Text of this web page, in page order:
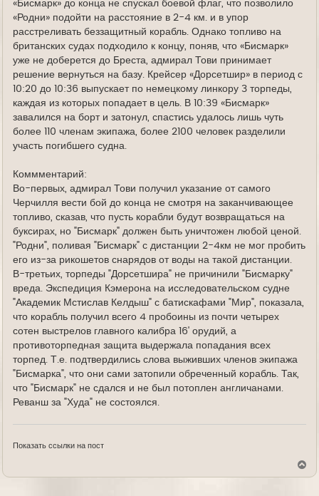
«Бисмарк» до конца не спускал боевой флаг, что позволило
«Родни» подойти на расстояние в 2-4 км. и в упор
расстреливать беззащитный корабль. Однако топливо на
британских судах подходило к концу, поняв, что «Бисмарк»
уже не доберется до Бреста, адмирал Тови принимает
решение вернуться на базу. Крейсер «Дорсетшир» в период с
10:20 до 10:36 выпускает по немецкому линкору 3 торпеды,
каждая из которых попадает в цель. В 10:39 «Бисмарк»
завалился на борт и затонул, спастись удалось лишь чуть
более 110 членам экипажа, более 2100 человек разделили
участь погибшего судна.
Коммментарий:
Во-первых, адмирал Тови получил указание от самого
Черчилля вести бой до конца не смотря на заканчивающее
топливо, сказав, что пусть корабли будут возвращаться на
буксирах, но "Бисмарк" должен быть уничтожен любой ценой.
"Родни", поливая "Бисмарк" с дистанции 2-4км не мог пробить
его из-за рикошетов снарядов от воды на такой дистанции.
В-третьих, торпеды "Дорсетшира" не причинили "Бисмарку"
вреда. Экспедиция Кэмерона на исследовательском судне
"Академик Мстислав Келдыш" с батискафами "Мир", показала,
что корабль получил всего 4 пробоины из почти четырех
сотен выстрелов главного калибра 16' орудий, а
противоторпедная защита выдержала попадания всех
торпед. Т.е. подтвердились слова выживших членов экипажа
"Бисмарка", что они сами затопили обреченный корабль. Так,
что "Бисмарк" не сдался и не был потоплен англичанами.
Реванш за "Худа" не состоялся.
Показать ссылки на пост